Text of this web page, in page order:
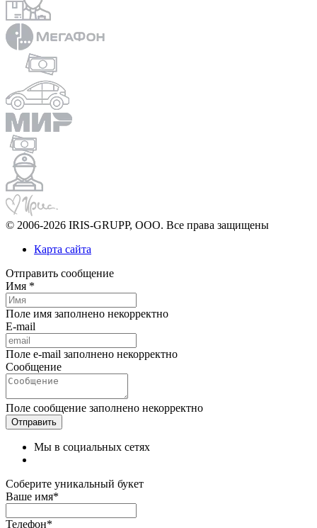
© 2006-2026 IRIS-GRUPP, OOO. Все права защищены
Карта сайта
Отправить сообщение
Имя *
Поле имя заполнено некорректно
E-mail
Поле e-mail заполнено некорректно
Сообщение
Поле сообщение заполнено некорректно
Мы в социальных сетях
Соберите уникальный букет
Ваше имя*
Телефон*